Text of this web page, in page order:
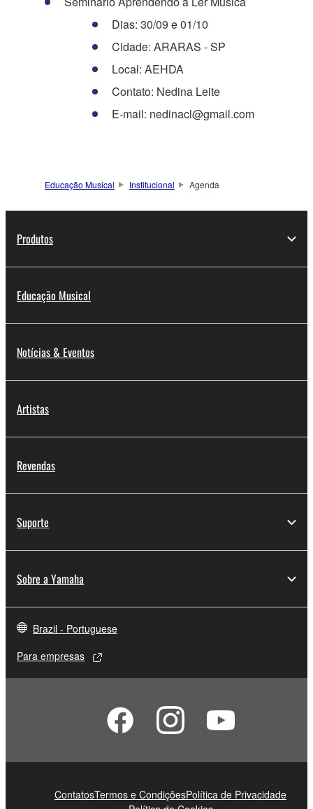
Dias: 30/09 e 01/10
Cidade: ARARAS - SP
Local: AEHDA
Contato: Nedina Leite
E-mail: nedinacl@gmail.com
Educação Musical Institucional Agenda
Produtos
Educação Musical
Notícias & Eventos
Artistas
Revendas
Suporte
Sobre a Yamaha
Brazil - Portuguese
Para empresas
ContatosTermos e CondiçõesPolítica de Privacidade